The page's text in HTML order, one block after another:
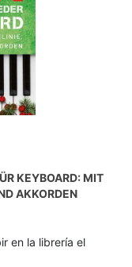
KEYBOARD: MIT
AKKORDEN
en la librería el